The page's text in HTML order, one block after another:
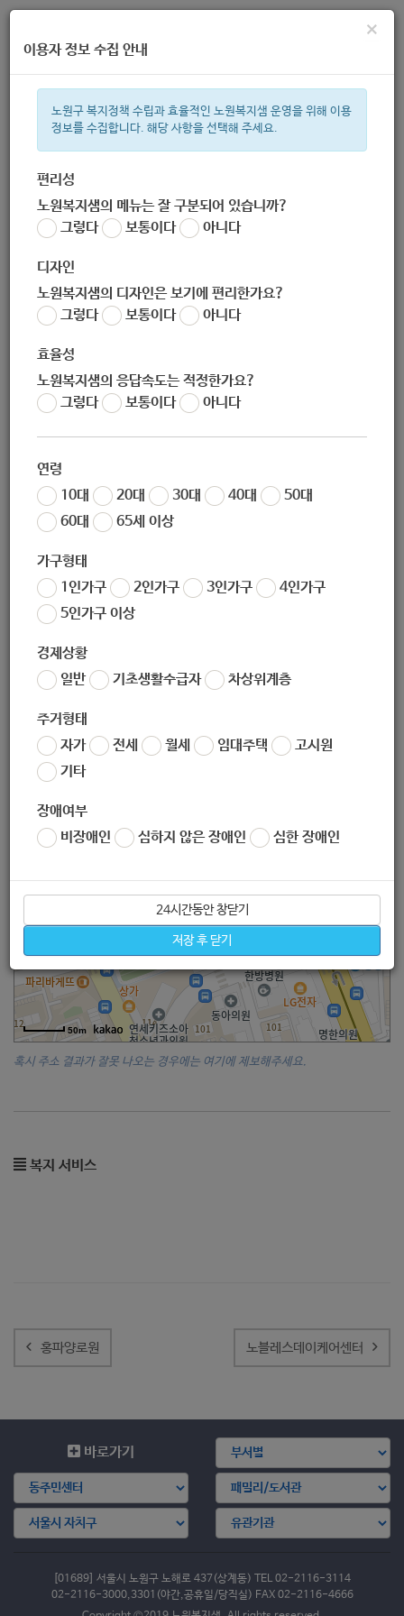
주간 인기검색어
한눈으로 보는 복지 정보
×
이용자 정보 수집 안내
노원구 복지정책 수립과 효율적인 노원복지샘 운영을 위해 이용
정보를 수집합니다. 해당 사항을 선택해 주세요.
편리성
노원복지샘의 메뉴는 잘 구분되어 있습니까?
그렇다
보통이다 아니다
디자인
노원복지샘의 디자인은 보기에 편리한가요?
그렇다
보통이다 아니다
효율성
노원복지샘의 응답속도는 적정한가요?
그렇다
보통이다 아니다
연령
10대
20대 30대 40대
50대
60대
65세 이상
가구형태
1인가구
2인가구 3인가구
4인가구
5인가구 이상
경제상황
일반
기초생활수급자 차상위계층
주거형태
자가
전세 월세 임대주택
고시원
기타
장애여부
비장애인
심하지 않은 장애인 심한 장애인
24시간동안 창닫기
저장 후 닫기
공릉데이케어센터
02-971-0524
070-4894-1629
gdc0801@naver.com
http://blog.daum.net/gndcare
(우) 01851
서울특별시 노원구 동일로 1127 (공릉동)
서울특별시 노원구 동일로 1127 (공릉동)
50m
혹시 주소 결과가 잘못 나오는 경우에는 여기에 제보해주세요.
복지 서비스
내
비 홍파양로원 노블레스데이케어센터
바로가기
[01689] 서울시 노원구 노해로 437(상계동) TEL 02-2116-3114
02-2116-3000,3301(야간,공휴일/당직실) FAX 02-2116-4666